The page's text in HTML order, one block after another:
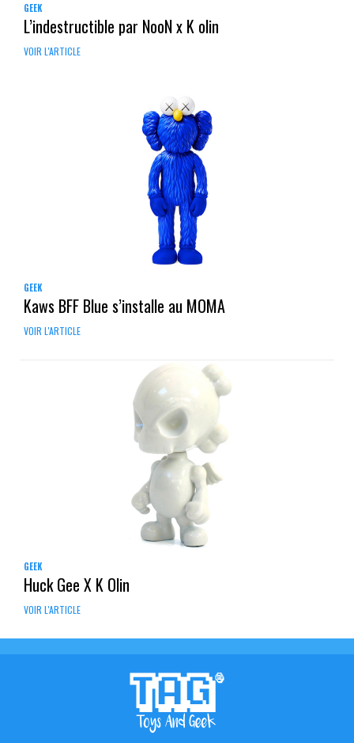
GEEK
L’indestructible par NooN x K olin
VOIR L'ARTICLE
GEEK
Kaws BFF Blue s’installe au MOMA
VOIR L'ARTICLE
GEEK
Huck Gee X K Olin
VOIR L'ARTICLE